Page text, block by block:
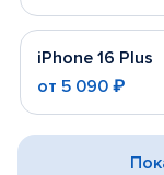
iPhone 16 Plus
от 5 090 ₽